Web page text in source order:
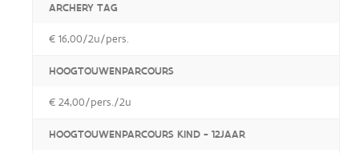
ARCHERY TAG
€ 16,00/2u/pers.
HOOGTOUWENPARCOURS
€ 24,00/pers./2u
HOOGTOUWENPARCOURS KIND - 12JAAR